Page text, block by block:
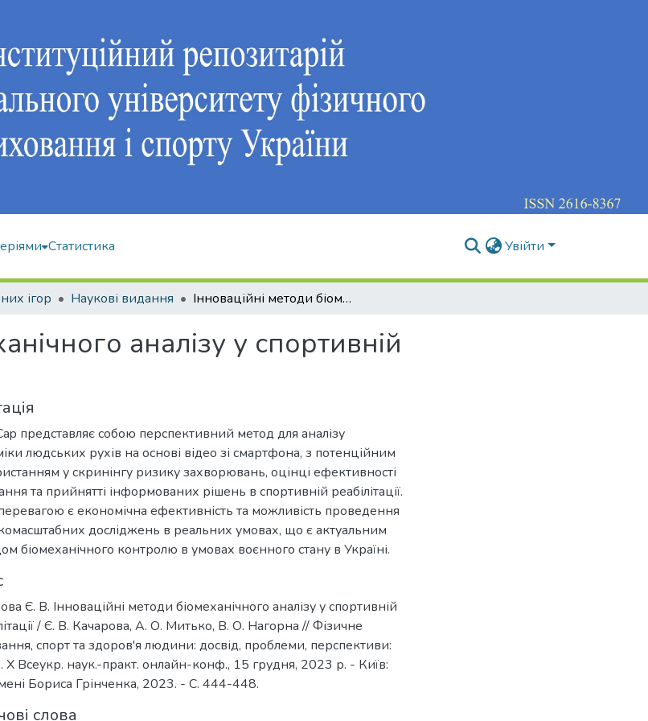
Статистика Увійти
ігор Наукові видання Інноваційні методи біомеханічного аналізу у спортивній реабілітації
аналізу у спортивній
представляє собою перспективний метод для аналізу
людських рухів на основі відео зі смартфона, з потенційним
у скринінгу ризику захворювань, оцінці ефективності
та прийнятті інформованих рішень в спортивній реабілітації.
є економічна ефективність та можливість проведення
досліджень в реальних умовах, що є актуальним
біомеханічного контролю в умовах воєнного стану в Україні.
Є. В. Інноваційні методи біомеханічного аналізу у спортивній
/ Є. В. Качарова, А. О. Митько, В. О. Нагорна // Фізичне
спорт та здоров'я людини: досвід, проблеми, перспективи:
Х Всеукр. наук.-практ. онлайн-конф., 15 грудня, 2023 р. - Київ:
Бориса Грінченка, 2023. - С. 444-448.
слова